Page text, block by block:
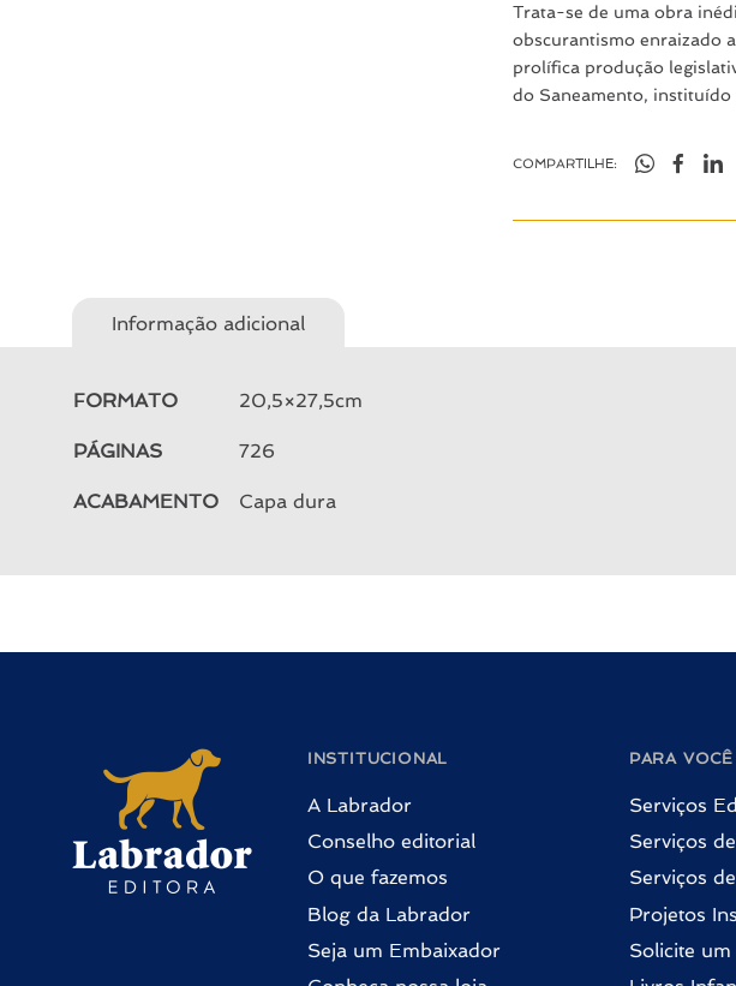
Trata-se de uma obra
obscurantismo enraizado
prolífica produção
do Saneamento,
COMPARTILHE:
Informação adicional
FORMATO 20,5×27,5cm
PÁGINAS 726
ACABAMENTO Capa dura
INSTITUCIONAL
A Labrador
Conselho editorial
O que fazemos
Blog da Labrador
Seja um Embaixador
PARA
Serviços
Serviços
Serviços
Projetos
Solicite